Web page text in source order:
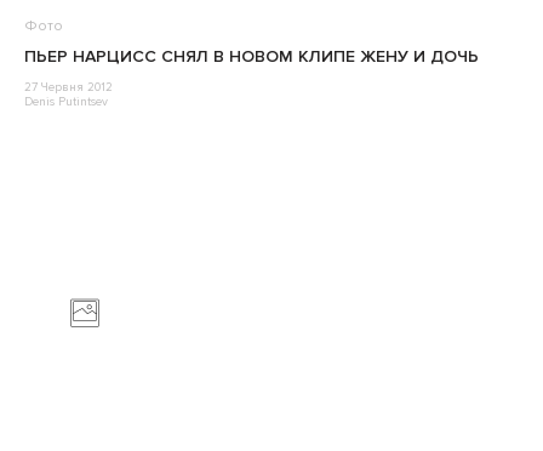
Фото
ПЬЕР НАРЦИСС СНЯЛ В НОВОМ КЛИПЕ ЖЕНУ И ДОЧЬ
27 Червня 2012
Denis Putintsev